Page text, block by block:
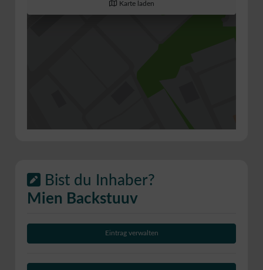
Karte laden
Bist du Inhaber?
Mien Backstuuv
Eintrag verwalten